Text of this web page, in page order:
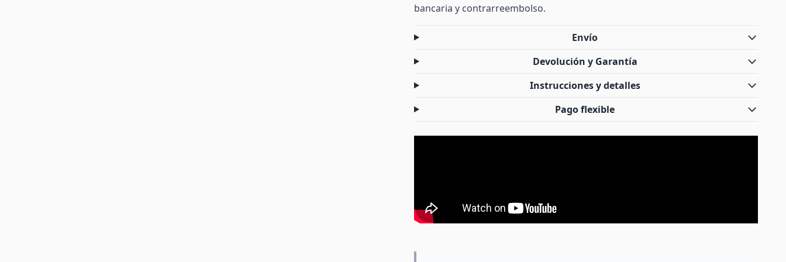
bancaria y contrarreembolso.
Envío
Devolución y Garantía
Instrucciones y detalles
Pago flexible